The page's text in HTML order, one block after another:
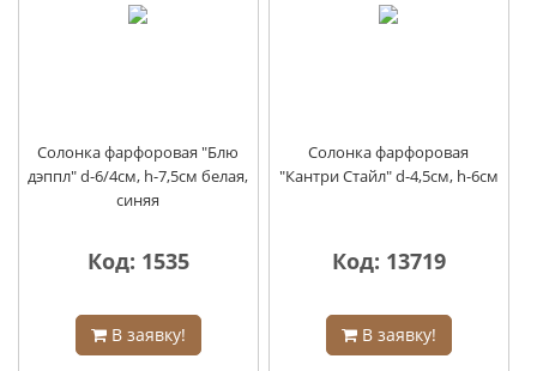
Солонка фарфоровая "Блю
дэппл" d-6/4см, h-7,5см белая,
синяя
Код: 1535
В заявку!
Солонка фарфоровая
"Кантри Стайл" d-4,5см, h-6см
Код: 13719
В заявку!